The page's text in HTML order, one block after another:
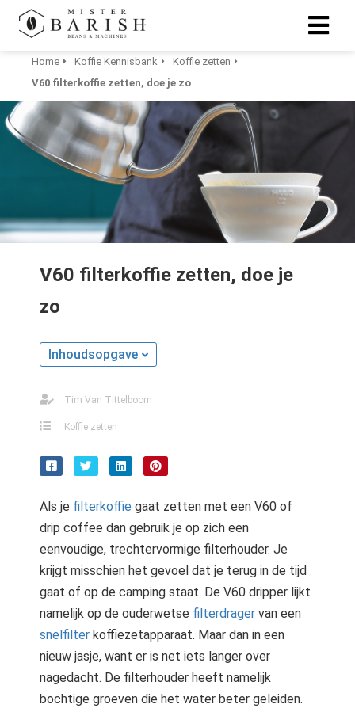
Home Koffie Kennisbank
Koffie zetten
V60 filterkoffie zetten, doe je zo
V60 filterkoffie zetten, doe je
zo
Inhoudsopgave
Tim Van Tittelboom
Koffie zetten
Als je filterkoffie gaat zetten met een V60 of
drip coffee dan gebruik je op zich een
eenvoudige, trechtervormige filterhouder. Je
krijgt misschien het gevoel dat je terug in de tijd
gaat of op de camping staat. De V60 dripper lijkt
namelijk op de ouderwetse filterdrager van een
snelfilter koffiezetapparaat. Maar dan in een
nieuw jasje, want er is net iets langer over
nagedacht. De filterhouder heeft namelijk
bochtige groeven die het water beter geleiden.
te weten
zijn
gebruikt
deze
kan de
worden
over
op
gebruikt
te